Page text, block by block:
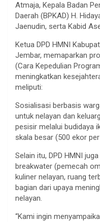
Atmaja, Kepala Badan
Daerah (BPKAD) H.
Jaenudin, serta Kabid
Ketua DPD HMNI
Jembar, memaparkan
(Cara Kepedulian
meningkatkan
meliputi:
Sosialisasi berbasis
untuk nelayan dan
pesisir melalui budidaya
skala besar (500 ekor
Selain itu, DPD HMNI
breakwater (pemecah
kuliner nelayan, ruang
bagian dari upaya
nelayan.
“Kami ingin